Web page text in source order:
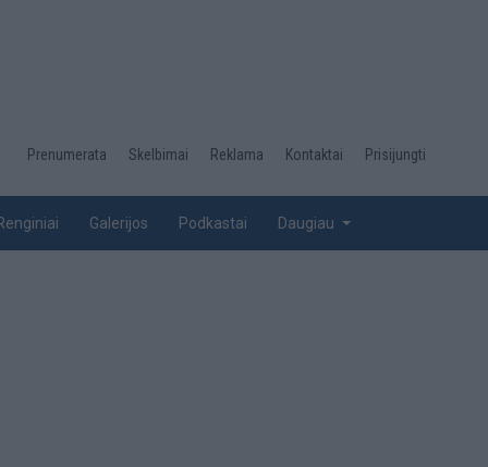
Desktop
top
Prenumerata Skelbimai Reklama Kontaktai Prisijungti
Galerijos Podkastai Daugiau